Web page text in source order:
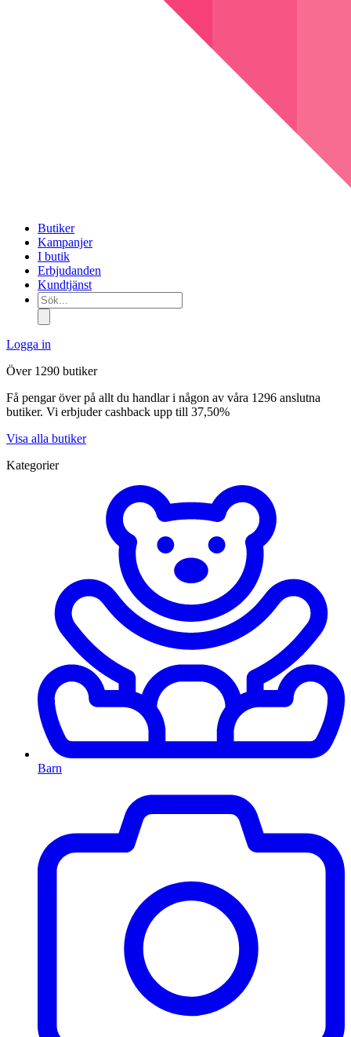
Butiker
Kampanjer
I butik
Erbjudanden
Kundtjänst
Sök...
Logga in
Över 1290 butiker
Få pengar över på allt du handlar i någon av våra 1296 anslutna
butiker. Vi erbjuder cashback upp till 37,50%
Visa alla butiker
Kategorier
Barn